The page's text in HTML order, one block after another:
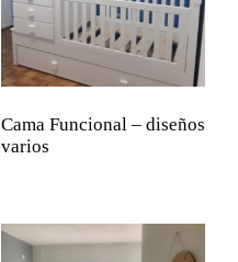
Cama Funcional – diseños
varios